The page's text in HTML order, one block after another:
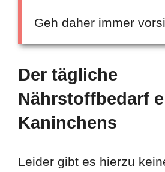
Geh daher immer
Der tägliche
Nährstoffbedarf
Kaninchens
Leider gibt es hierzu